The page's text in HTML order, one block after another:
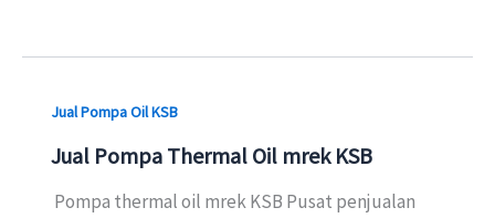
Jual Pompa Oil KSB
Jual Pompa Thermal Oil mrek KSB
Pompa thermal oil mrek KSB Pusat penjualan